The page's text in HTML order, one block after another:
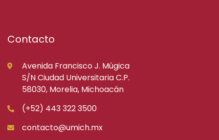
Contacto
Avenida Francisco J. Múgica
S/N Ciudad Universitaria C.P.
58030, Morelia, Michoacán
(+52) 443 322 3500
contacto@umich.mx